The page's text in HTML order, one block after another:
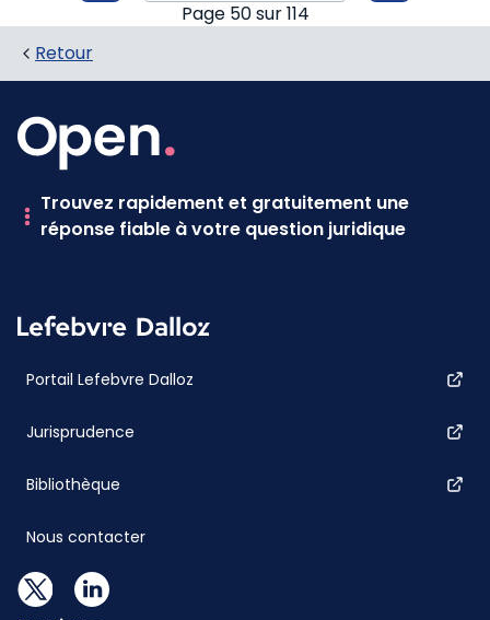
Page 50sur114
Retour
Trouvez rapidement et gratuitement une
réponse fiable à votre question juridique
Portail Lefebvre Dalloz
Jurisprudence
Bibliothèque
Nous contacter